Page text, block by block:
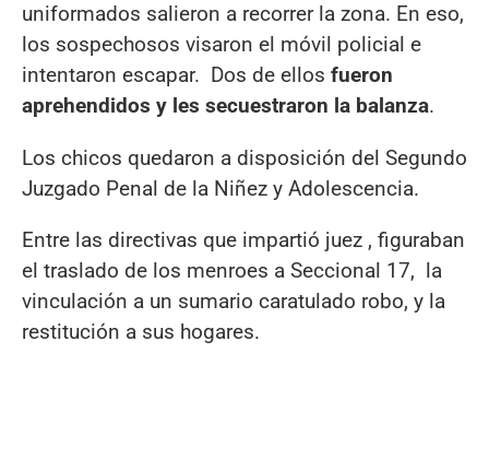
uniformados salieron a recorrer la zona. En eso,
los sospechosos visaron el móvil policial e
intentaron escapar. Dos de ellos fueron
aprehendidos y les secuestraron la balanza.
Los chicos quedaron a disposición del Segundo
Juzgado Penal de la Niñez y Adolescencia.
Entre las directivas que impartió juez , figuraban
el traslado de los menroes a Seccional 17, la
vinculación a un sumario caratulado robo, y la
restitución a sus hogares.